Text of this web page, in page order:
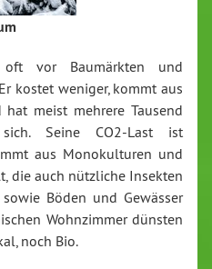
vor Baumärkten und
kostet weniger, kommt aus
meist mehrere Tausend
Seine CO2-Last ist
aus Monokulturen und
die auch nützliche Insekten
Böden und Gewässer
Wohnzimmer dünsten
noch Bio.